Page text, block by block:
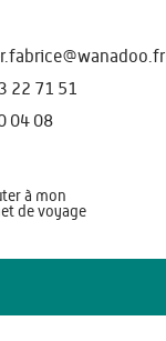
22 71 51
04 08
à mon
de voyage